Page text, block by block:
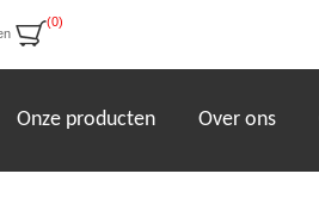
(0)
Onze producten Over ons